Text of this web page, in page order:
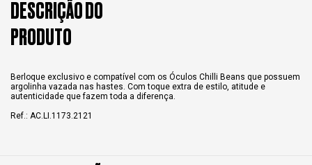
DESCRIÇÃO DO
PRODUTO
Berloque exclusivo e compatível com os Óculos Chilli Beans que possuem
argolinha vazada nas hastes. Com toque extra de estilo, atitude e
autenticidade que fazem toda a diferença.
Ref.: AC.LI.1173.2121